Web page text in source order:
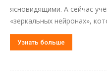
ясновидящими. А сейчас
«зеркальных нейронах»,
Узнать больше